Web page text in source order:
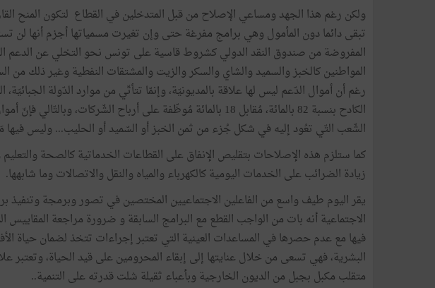
ولكن رغم هذا الجهد ومساعي الإصلاح من قبل المتدخلين في القطاع لتكون المنح
تبقى دائما دون المأمول وهي برامج مفرغة حتى وإن تغيرت مسمياتها أجزم أنها لن
المفروضة من صندوق النقد الدولي كشروط قاسية على تونس نحو التخلي عن الدعم
المواطنين كالخبز والسميد والشاي والسكر والزيت والمشتقات النفطية وغير ذلك من
رغم أن أموال الدّعم ليس لها علاقة بالمديونيّة، وإنمّا تتأتّي من موارد الدّولة
الكادح بنسبة 82 بالمائة، مُقابل 18 بالمائة مُوظّفة على أرباح الشّركات،
الشّعب التّي تعُود إليه في شكل جُزء من ثمن الخبز أو السّميد أو الحليب... وليس فيها
كما ستلزم هذه الإصلاحات بتقليص الإنفاق على القطاعات الخدماتية كالصحة
زيادة الضرائب على الخدمات اليومية كالكهرباء والمياه والنقل والاتصالات وما شابهها.
يقر اليوم طيف واسع من الفاعلين الاجتماعيين المختصين في تصور وبرمجة وتنفيذ
الاجتماعية أنه بات من الواجب القطع مع البرامج السابقة و ضرورة مراجعة المقاييس
فيها مع عدم حصرها في المساعدات العينية التي تعتبر إجراءات تتخذ لضمان حياة
البشرية، فهي تسعى من خلال عنايتها إلى إبقاء المحرومين على قيد الحياة، وتعتبر
متقلب مكبل بجبل من الديون الخارجية وبأعباء ثقيلة شلت قدرته على التنمية..